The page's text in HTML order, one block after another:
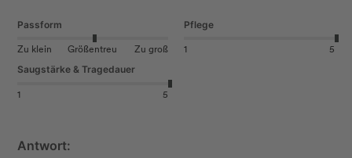
Passform
Zu klein Größentreu Zu groß
Pflege
1 5
Saugstärke & Tragedauer
1 5
Antwort: